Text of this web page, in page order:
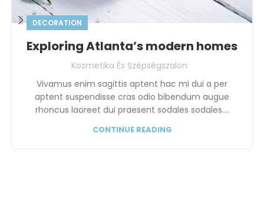
DECORATION
Exploring Atlanta’s modern homes
Kozmetika És Szépségszalon
Vivamus enim sagittis aptent hac mi dui a per
aptent suspendisse cras odio bibendum augue
rhoncus laoreet dui praesent sodales sodales....
CONTINUE READING